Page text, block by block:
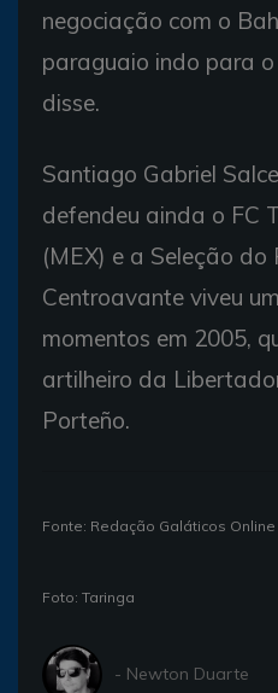
negociação com o
paraguaio indo para
disse.
Santiago Gabriel
defendeu ainda o FC
(MEX) e a Seleção do
Centroavante viveu
momentos em 2005,
artilheiro da
Porteño.
Fonte: Redação Galáticos Online
Foto: Taringa
- Newton Duarte